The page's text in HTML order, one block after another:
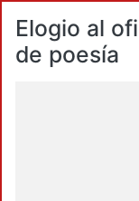
Elogio al
de poesía